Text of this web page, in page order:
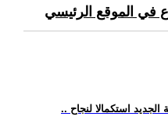
في الموقع الرئيسي
استكمالا لنجاح